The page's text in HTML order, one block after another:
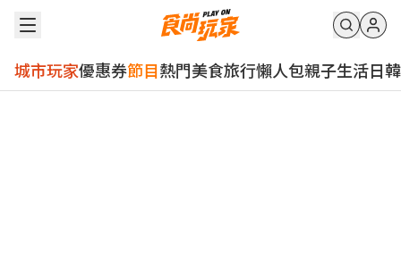
城市玩家優惠券節目熱門美食旅行懶人包親子生活日韓